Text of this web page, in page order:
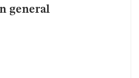
general
y registral complementaria.